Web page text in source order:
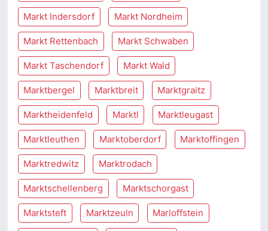
Markt Indersdorf Markt Nordheim
Markt Rettenbach Markt Schwaben
Markt Taschendorf Markt Wald
Marktbergel Marktbreit Marktgraitz
Marktheidenfeld Marktl Marktleugast
Marktleuthen Marktoberdorf Marktoffingen
Marktredwitz Marktrodach
Marktschellenberg Marktschorgast
Marktsteft Marktzeuln Marloffstein